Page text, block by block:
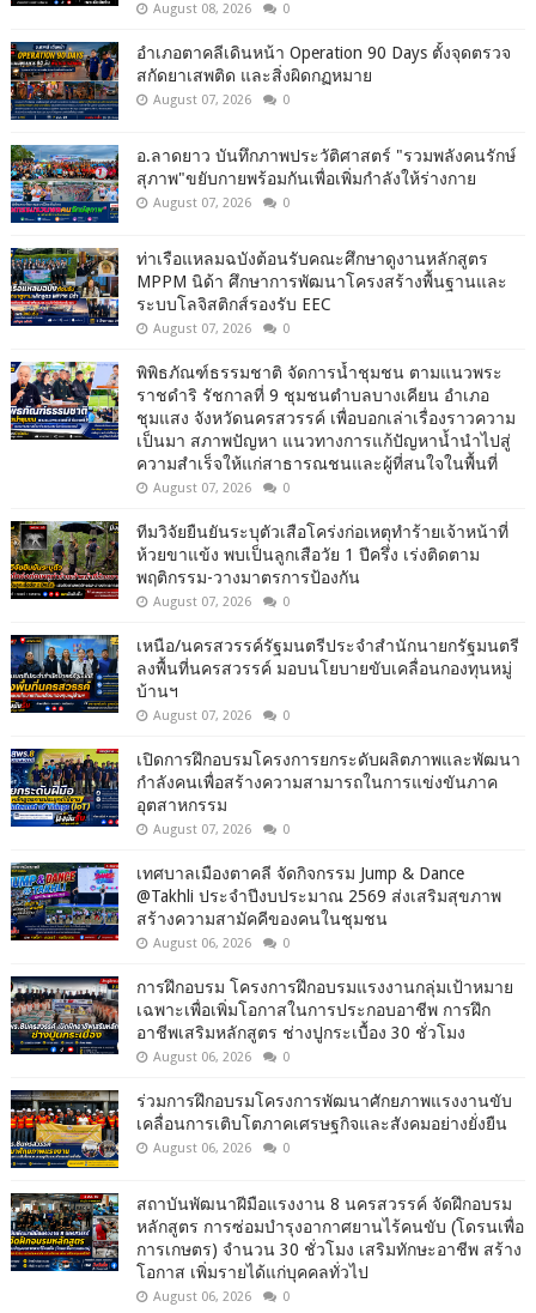
August 08, 2026 0
อำเภอตาคลีเดินหน้า Operation 90 Days ตั้งจุดตรวจ
สกัดยาเสพติด และสิ่งผิดกฏหมาย
August 07, 2026 0
อ.ลาดยาว บันทึกภาพประวัติศาสตร์ "รวมพลังคนรักษ์
สุภาพ"ขยับกายพร้อมกันเพื่อเพิ่มกำลังให้ร่างกาย
August 07, 2026 0
ท่าเรือแหลมฉบังต้อนรับคณะศึกษาดูงานหลักสูตร
MPPM นิด้า ศึกษาการพัฒนาโครงสร้างพื้นฐานและ
ระบบโลจิสติกส์รองรับ EEC
August 07, 2026 0
พิพิธภัณฑ์ธรรมชาติ จัดการน้ำชุมชน ตามแนวพระ
ราชดำริ รัชกาลที่ 9 ชุมชนตำบลบางเคียน อำเภอ
ชุมแสง จังหวัดนครสวรรค์ เพื่อบอกเล่าเรื่องราวความ
เป็นมา สภาพปัญหา แนวทางการแก้ปัญหาน้ำนำไปสู่
ความสำเร็จให้แก่สาธารณชนและผู้ที่สนใจในพื้นที่
August 07, 2026 0
ทีมวิจัยยืนยันระบุตัวเสือโคร่งก่อเหตุทำร้ายเจ้าหน้าที่
ห้วยขาแข้ง พบเป็นลูกเสือวัย 1 ปีครึ่ง เร่งติดตาม
พฤติกรรม-วางมาตรการป้องกัน
August 07, 2026 0
เหนือ/นครสวรรค์รัฐมนตรีประจำสำนักนายกรัฐมนตรี
ลงพื้นที่นครสวรรค์ มอบนโยบายขับเคลื่อนกองทุนหมู่
บ้านฯ
August 07, 2026 0
เปิดการฝึกอบรมโครงการยกระดับผลิตภาพและพัฒนา
กำลังคนเพื่อสร้างความสามารถในการแข่งขันภาค
อุตสาหกรรม
August 07, 2026 0
เทศบาลเมืองตาคลี จัดกิจกรรม Jump & Dance
@Takhli ประจำปีงบประมาณ 2569 ส่งเสริมสุขภาพ
สร้างความสามัคคีของคนในชุมชน
August 06, 2026 0
การฝึกอบรม โครงการฝึกอบรมแรงงานกลุ่มเป้าหมาย
เฉพาะเพื่อเพิ่มโอกาสในการประกอบอาชีพ การฝึก
อาชีพเสริมหลักสูตร ช่างปูกระเบื้อง 30 ชั่วโมง
August 06, 2026 0
ร่วมการฝึกอบรมโครงการพัฒนาศักยภาพแรงงานขับ
เคลื่อนการเติบโตภาคเศรษฐกิจและสังคมอย่างยั่งยืน
August 06, 2026 0
สถาบันพัฒนาฝีมือแรงงาน 8 นครสวรรค์ จัดฝึกอบรม
หลักสูตร การซ่อมบำรุงอากาศยานไร้คนขับ (โดรนเพื่อ
การเกษตร) จำนวน 30 ชั่วโมง เสริมทักษะอาชีพ สร้าง
โอกาส เพิ่มรายได้แก่บุคคลทั่วไป
August 06, 2026 0